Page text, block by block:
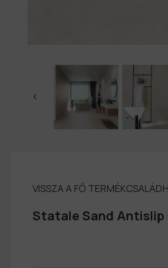
VISSZA A FŐ
Statale Sand Antislip